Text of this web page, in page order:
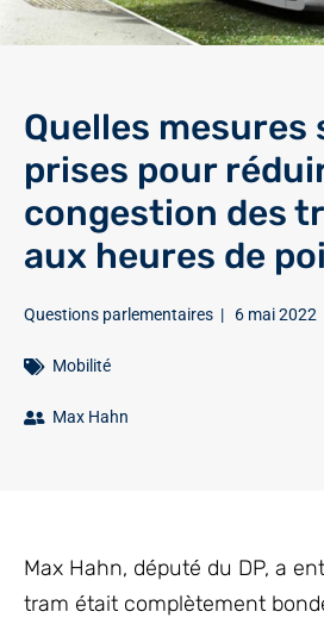
Quelles mesures
prises pour
congestion des
aux heures de
Questions parlementaires | 6 mai 2022
Mobilité
Max Hahn
Max Hahn, député du DP, a
tram était complètement